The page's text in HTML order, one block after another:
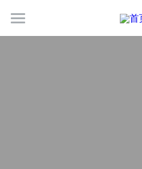
关于古德